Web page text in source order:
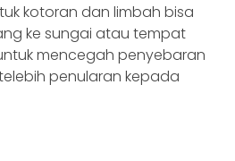
kotoran dan limbah bisa
ke sungai atau tempat
mencegah penyebaran
penularan kepada